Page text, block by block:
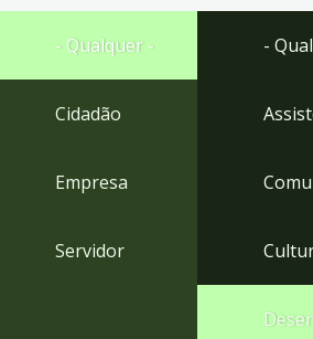
Ir
rodapé
- Qualquer -
Cidadão
Empresa
Servidor
-